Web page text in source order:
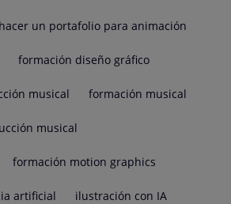
un portafolio para animación
formación diseño gráfico
musical formación musical
musical
formación motion graphics
artificial ilustración con IA